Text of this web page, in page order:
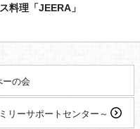
料理「JEERA」
ーの会
リーサポートセンター～